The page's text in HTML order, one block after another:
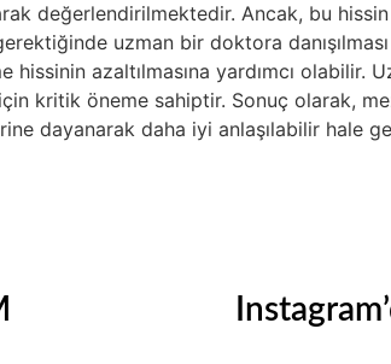
değerlendirilmektedir. Ancak, bu
uzman bir doktora
azaltılmasına yardımcı olabilir.
kritik öneme sahiptir. Sonuç olarak,
dayanarak daha iyi anlaşılabilir hale